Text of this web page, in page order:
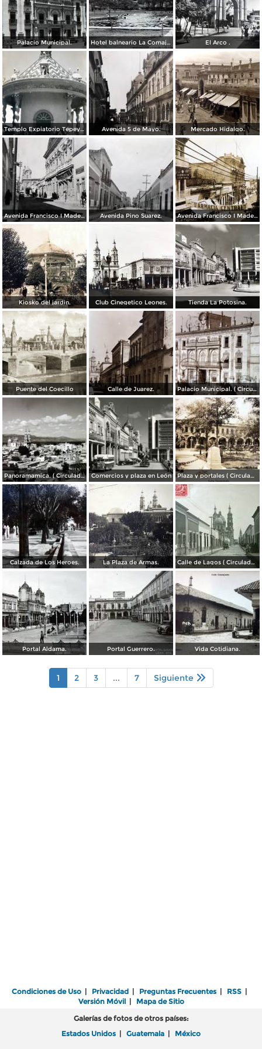
Palacio Municipal. Hotel balneario La Comajilla León, Guanajuato El Arco .
Templo Expiatorio Tepeyac. Avenida 5 de Mayo. Mercado Hidalgo.
Avenida Francisco I Madero. Avenida Pino Suarez. Avenida Francisco I Madero.
Kiosko del jardin. Club Cinegetico Leones. Tienda La Potosina.
Puente del Coecillo Calle de Juarez. Palacio Municipal. ( Circulada el 23 de Julio de 1924 ).
Panoramamica. ( Circulada el 6 de Febrero de 1947 ). Comercios y plaza en León Plaza y portales ( Circulada el 4 de Agosto de 1929 ).
Calzada de Los Heroes. La Plaza de Armas. Calle de Lagos ( Circulada el 27 de Mayo de 1909 ).
Portal Aldama. Portal Guerrero. Vida Cotidiana.
1 2 3 ... 7 Siguiente
Condiciones de Uso | Privacidad | Preguntas Frecuentes | RSS |
Versión Móvil| Mapa de Sitio
Galerías de fotos de otros países:
Estados Unidos | Guatemala | México